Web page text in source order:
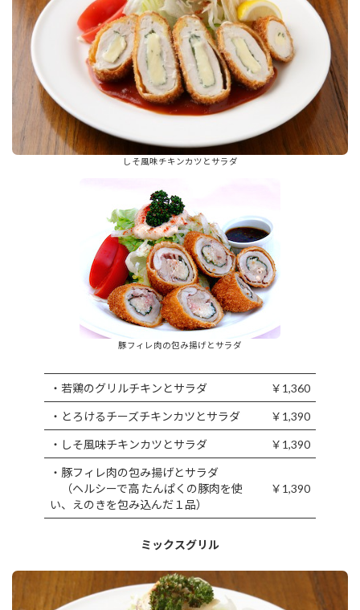
しそ風味チキンカツとサラダ
豚フィレ肉の包み揚げとサラダ
・若鶏のグリルチキンとサラダ ￥1,360
・とろけるチーズチキンカツとサラダ ￥1,390
・しそ風味チキンカツとサラダ ￥1,390
・豚フィレ肉の包み揚げとサラダ
（ヘルシーで高 たんぱくの豚肉を使
い、えのきを包み込んだ１品）
￥1,390
ミックスグリル